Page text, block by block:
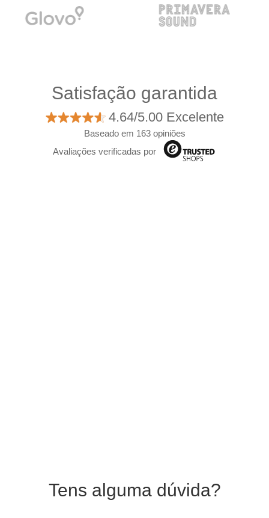
Satisfação garantida
4.64/5.00 Excelente
Baseado em 163 opiniões
Avaliações verificadas por
Tens alguma dúvida?